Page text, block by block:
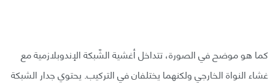
كما هو موضح في الصورة، تتداخل أغشية الشّبكة الإندوبلازمية مع
غشاء النواة الخارجي ولكنهما يختلفان في التركيب. يحتوي جدار الشبكة